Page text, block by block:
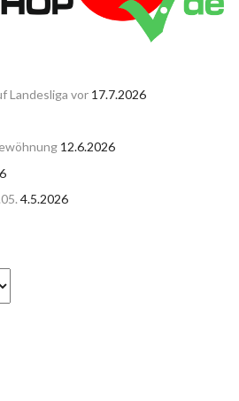
Landesliga vor 17.7.2026
12.6.2026
4.5.2026